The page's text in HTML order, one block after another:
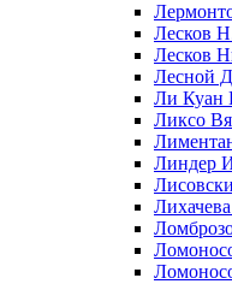
Лесков
Лесков
Лесной
Ли
Ликсо
Линдер